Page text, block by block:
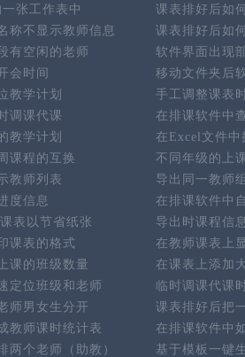
张工作表中
课表排好后如
称不显示教师信息
课表排好后如
有空闲的老师
软件界面出现
会时间
移动文件夹后
教学计划
手工调整课表
调课代课
在排课软件中
教学计划
在Excel文件中
课程的互换
不同年级的上
教师列表
导出同一教师
度信息
在排课软件中
表以节省纸张
导出时课程信
课表的格式
在教师课表上
课的班级数量
在课表上添加
定位班级和老师
临时调课代课
师男女生分开
课表排好后把
教师课时统计表
在排课软件中
两个老师（助教） 基于模板一键